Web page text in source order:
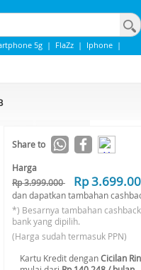
5g | FlaZz | Iphone |
Share to
Harga
Rp 3.999.000
Rp
dan dapatkan tambahan
*) Besarnya tambahan
bank yang dipilih.
(Harga sudah termasuk PPN)
Kartu Kredit denganCicilan